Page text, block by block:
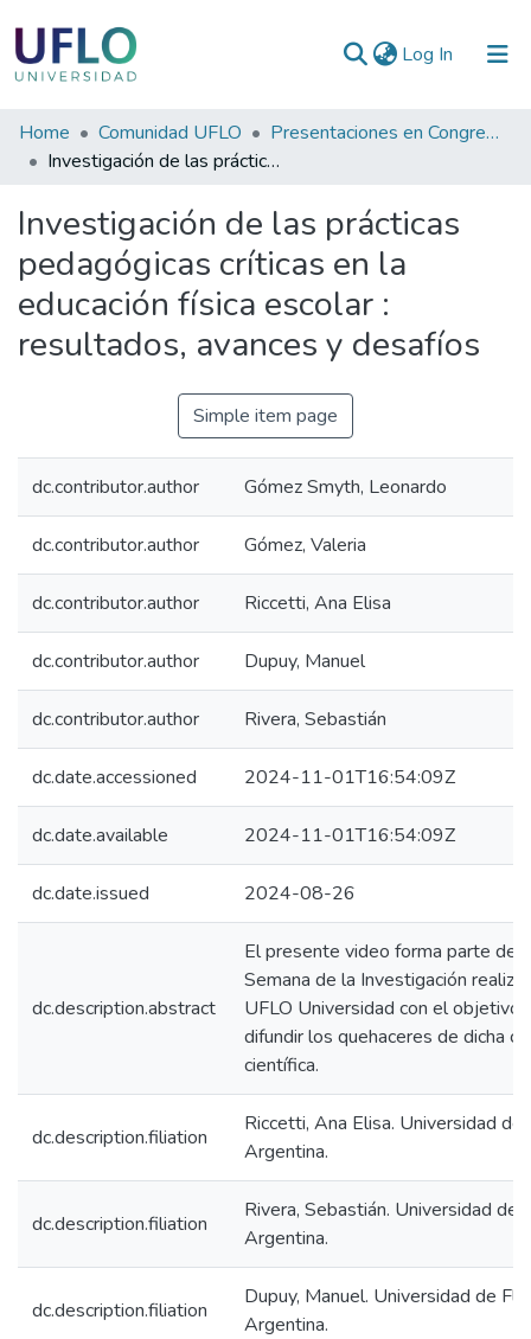
Log In (current)
Communities
&
All of RIUFLO
Statistics
Home Comunidad UFLO
Presentaciones en Congresos, Encuentros, Jornadas ...
Investigación de las prácticas pedagógicas críticas en la educación física escolar : resultados, avances y desafíos
Investigación de las prácticas
pedagógicas críticas en la
educación física escolar :
resultados, avances y desafíos
Simple item page
dc.contributor.author Gómez Smyth, Leonardo
dc.contributor.author Gómez, Valeria
dc.contributor.author Riccetti, Ana Elisa
dc.contributor.author Dupuy, Manuel
dc.contributor.author Rivera, Sebastián
dc.date.accessioned 2024-11-01T16:54:09Z
dc.date.available 2024-11-01T16:54:09Z
dc.date.issued 2024-08-26
dc.description.abstract
El presente video forma parte de
Semana de la Investigación
UFLO Universidad con el objetivo
difundir los quehaceres de dicha
científica.
dc.description.filiation
Riccetti, Ana Elisa. Universidad de
Argentina.
dc.description.filiation
Rivera, Sebastián. Universidad de
Argentina.
dc.description.filiation
Dupuy, Manuel. Universidad de
Argentina.